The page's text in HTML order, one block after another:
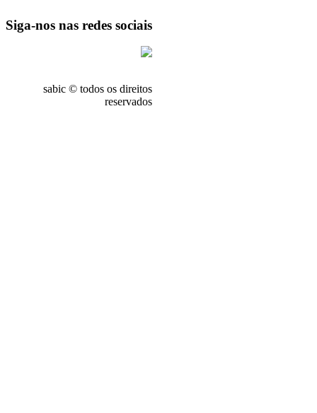
Siga-nos nas redes sociais
sabic © todos os direitos
reservados